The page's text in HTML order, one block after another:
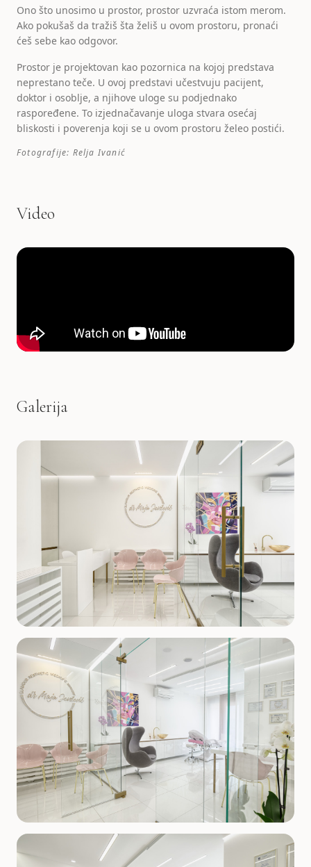
Ono što unosimo u prostor, prostor uzvraća istom merom.
Ako pokušaš da tražiš šta želiš u ovom prostoru, pronaći
ćeš sebe kao odgovor.
Prostor je projektovan kao pozornica na kojoj predstava
neprestano teče. U ovoj predstavi učestvuju pacijent,
doktor i osoblje, a njihove uloge su podjednako
raspoređene. To izjednačavanje uloga stvara osećaj
bliskosti i poverenja koji se u ovom prostoru želeo postići.
Fotografije: Relja Ivanić
Video
Galerija